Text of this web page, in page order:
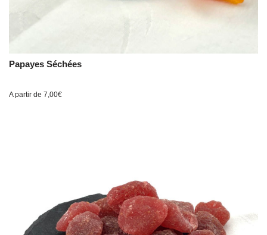
Papayes Séchées
A partir de 7,00€